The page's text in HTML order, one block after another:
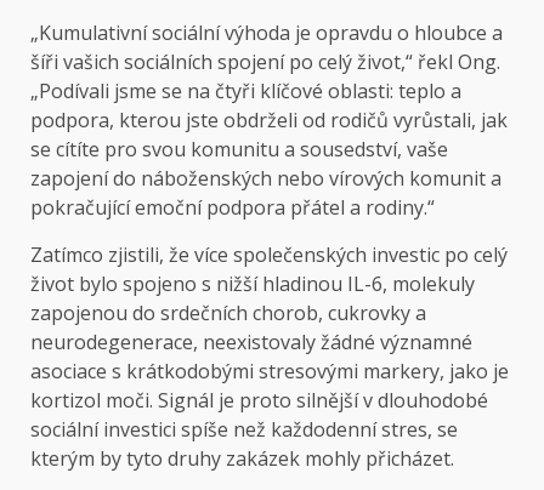
„Kumulativní sociální výhoda je opravdu o hloubce a
šíři vašich sociálních spojení po celý život,“ řekl Ong.
„Podívali jsme se na čtyři klíčové oblasti: teplo a
podpora, kterou jste obdrželi od rodičů vyrůstali, jak
se cítíte pro svou komunitu a sousedství, vaše
zapojení do náboženských nebo vírových komunit a
pokračující emoční podpora přátel a rodiny.“
Zatímco zjistili, že více společenských investic po celý
život bylo spojeno s nižší hladinou IL-6, molekuly
zapojenou do srdečních chorob, cukrovky a
neurodegenerace, neexistovaly žádné významné
asociace s krátkodobými stresovými markery, jako je
kortizol moči. Signál je proto silnější v dlouhodobé
sociální investici spíše než každodenní stres, se
kterým by tyto druhy zakázek mohly přicházet.